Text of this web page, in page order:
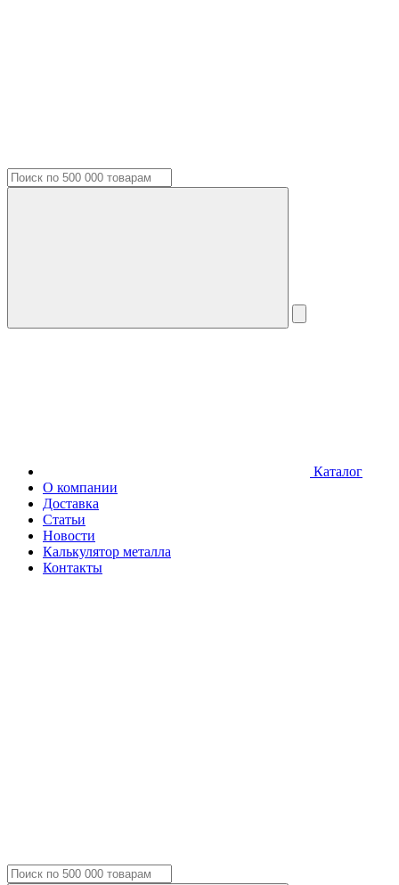
Каталог
О компании
Доставка
Статьи
Новости
Калькулятор металла
Контакты